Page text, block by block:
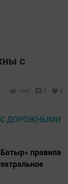
с
1542 0 2
правила